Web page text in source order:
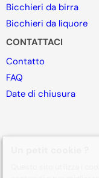
Bicchieri da birra
Bicchieri da liquore
CONTATTACI
Contatto
FAQ
Date di chiusura